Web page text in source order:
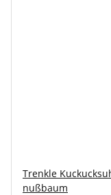
Trenkle
nußbaum